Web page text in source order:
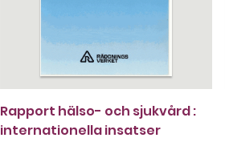
Rapport hälso- och sjukvård :
internationella insatser